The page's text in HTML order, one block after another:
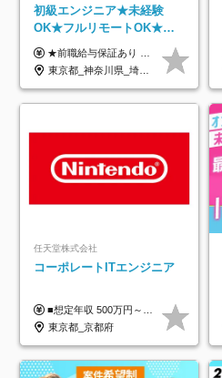
初級エンジニア★未経験
OK★フルリモートOK★月
給32万円～★残業月10h＆
年休120日以上★副業可
★前職給与保証あり ★月給32万円以上＋インセンティブあり 月給32万円以上＋インセンティブ＋各種手当 ※上記には固定残業代（月30時間・44,400円～）を含みます ※超過分は別途支給します ※試用期間はございません ★＼成果＝あなたの収入／★ 【1】案件単価ー8万円＝あなたの給与 参画したプロジェクトの案件単価から 一律8万円引いた金額があなたの給与です！ （月給例） ■1人称での構築・小規模な詳細設計 案件単価55万円ー8万円＝月給47万円（還元率85.5%） ■大型案件の設計・構築やプロジェクト管理 案件単価90万円ー8万円＝月給82万円（還元率91.1%） ‥‥‥‥‥‥‥‥‥‥‥‥‥‥‥‥‥‥ 【2】月給の他にも豊富なインセンティブあり 全員が月3～13万円のインセンティブをゲットしています！ ≪インセンティブ制度≫ 稼働している現場で増員・交代が発生し、 当社の人員を配属が決定した際に支給。 ◇C Addition正社員が参画 ：実粗利の10%／毎月 ◇協力会社所属の社員が参画：実粗利の30%／毎月 ≪リファラル制度≫ あなたの知り合いが当社のメンバーになった際に、 毎月1人あたり2万円支給します◎ ‥‥‥‥‥‥‥‥‥‥‥‥‥‥‥‥‥‥
東京都_神奈川県_埼玉県_千葉県_大阪府_愛知県_北海道_青森県_岩手県_宮城県_秋田県_山形県_福島県_茨城県_栃木県_群馬県_新潟県_山梨県_長野県_富山県_石川県_福井県_静岡県_岐阜県_三重県_兵庫県_京都府_滋賀県_奈良県_和歌山県_広島県_岡山県_鳥取県_島根県_山口県_徳島県_香川県_愛媛県_高知県_福岡県_熊本県_佐賀県_長崎県_大分県_宮崎県_鹿児島県_沖縄県
任天堂株式会社
コーポレートITエンジニア
■想定年収 500万円～900万円 月給制 月給278,000円～ ※残業が発生した場合、残業代を別途全額支給します ※試用期間2ヶ月あり(待遇や給与に差異はありません)
東京都_京都府